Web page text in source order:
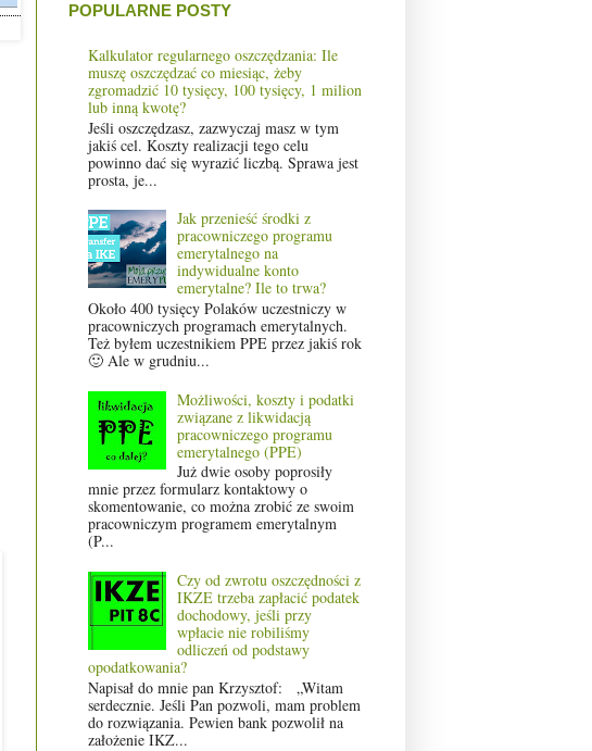
POPULARNE POSTY
Kalkulator regularnego oszczędzania: Ile
muszę oszczędzać co miesiąc, żeby
zgromadzić 10 tysięcy, 100 tysięcy, 1 milion
lub inną kwotę?
Jeśli oszczędzasz, zazwyczaj masz w tym
jakiś cel. Koszty realizacji tego celu
powinno dać się wyrazić liczbą. Sprawa jest
prosta, je...
Jak przenieść środki z
pracowniczego programu
emerytalnego na
indywidualne konto
emerytalne? Ile to trwa?
Około 400 tysięcy Polaków uczestniczy w
pracowniczych programach emerytalnych.
Też byłem uczestnikiem PPE przez jakiś rok
🙂 Ale w grudniu...
Możliwości, koszty i podatki
związane z likwidacją
pracowniczego programu
emerytalnego (PPE)
Już dwie osoby poprosiły
mnie przez formularz kontaktowy o
skomentowanie, co można zrobić ze swoim
pracowniczym programem emerytalnym
(P...
Czy od zwrotu oszczędności z
IKZE trzeba zapłacić podatek
dochodowy, jeśli przy
wpłacie nie robiliśmy
odliczeń od podstawy
opodatkowania?
Napisał do mnie pan Krzysztof: „Witam
serdecznie. Jeśli Pan pozwoli, mam problem
do rozwiązania. Pewien bank pozwolił na
założenie IKZ...